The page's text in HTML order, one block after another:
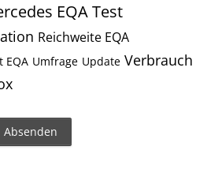
EQA Test
Reichweite EQA
EQA Umfrage Update Verbrauch